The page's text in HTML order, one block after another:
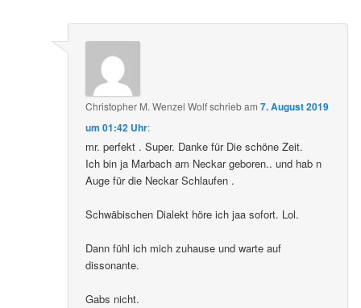
Christopher M. Wenzel Wolfschriebam7. August 2019
um 01:42 Uhr:
mr. perfekt . Super. Danke für Die schöne Zeit.
Ich bin ja Marbach am Neckar geboren.. und hab n
Auge für die Neckar Schlaufen .
Schwäbischen Dialekt höre ich jaa sofort. Lol.
Dann fühl ich mich zuhause und warte auf
dissonante.
Gabs nicht.